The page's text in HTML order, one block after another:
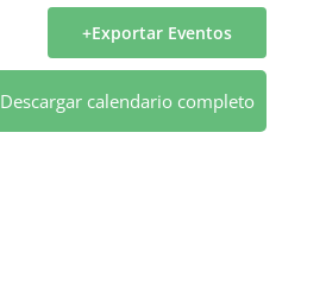
Exportar Eventos
Descargar calendario completo